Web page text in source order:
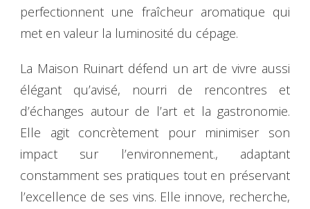
perfectionnent une fraîcheur aromatique qui
met en valeur la luminosité du cépage.
La Maison Ruinart défend un art de vivre aussi
élégant qu’avisé, nourri de rencontres et
d’échanges autour de l’art et la gastronomie.
Elle agit concrètement pour minimiser son
impact sur l’environnement., adaptant
constamment ses pratiques tout en préservant
l’excellence de ses vins. Elle innove, recherche,